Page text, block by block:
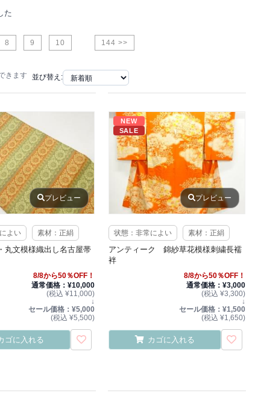
た
8 9 10 144 >>
きます 並び替え:
プレビュー
よい 素材：正絹
丸文模様織出し名古屋帯
8/8から50％OFF！
通常価格：¥10,000
(税込 ¥11,000)
↓
セール価格：¥5,000
(税込 ¥5,500)
ゴに入れる
NEW
SALE
プレビュー
状態：非常によい 素材：正絹
アンティーク 錦紗草花模様刺繍長襦
袢
8/8から50％OFF！
通常価格：¥3,000
(税込 ¥3,300)
↓
セール価格：¥1,500
(税込 ¥1,650)
カゴに入れる